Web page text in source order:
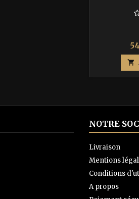

NOTRE
Livraison
Mentions
Conditions
A propos